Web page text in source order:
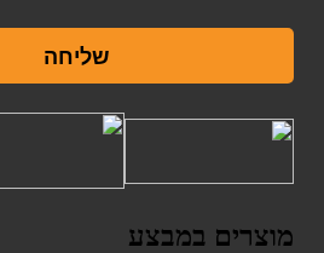
שליחה
מוצרים במבצע